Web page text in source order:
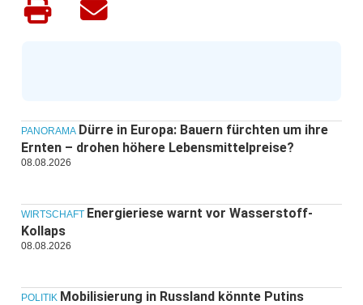
PANORAMA Dürre in Europa: Bauern fürchten um ihre
Ernten – drohen höhere Lebensmittelpreise?
08.08.2026
WIRTSCHAFT Energieriese warnt vor Wasserstoff-
Kollaps
08.08.2026
POLITIK Mobilisierung in Russland könnte Putins